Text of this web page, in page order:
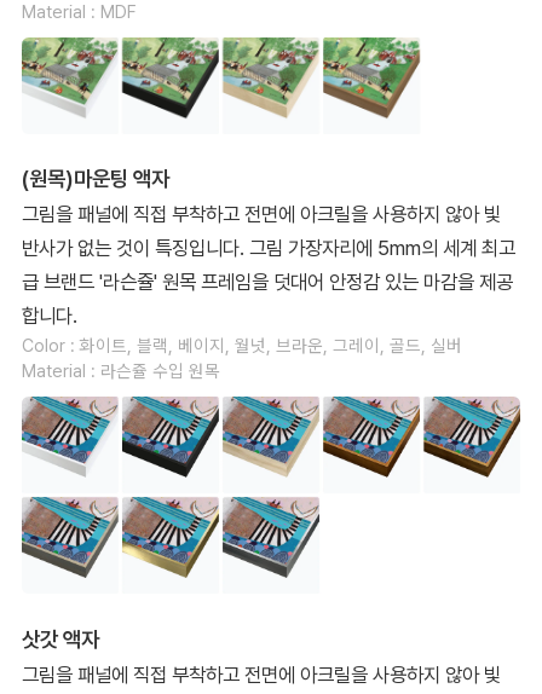
Material : MDF
(원목)마운팅 액자
그림을 패널에 직접 부착하고 전면에 아크릴을 사용하지 않아 빛
반사가 없는 것이 특징입니다. 그림 가장자리에 5mm의 세계 최고
급 브랜드 '라슨쥴' 원목 프레임을 덧대어 안정감 있는 마감을 제공
합니다.
Color : 화이트, 블랙, 베이지, 월넛, 브라운, 그레이, 골드, 실버
Material : 라슨쥴 수입 원목
삿갓 액자
그림을 패널에 직접 부착하고 전면에 아크릴을 사용하지 않아 빛